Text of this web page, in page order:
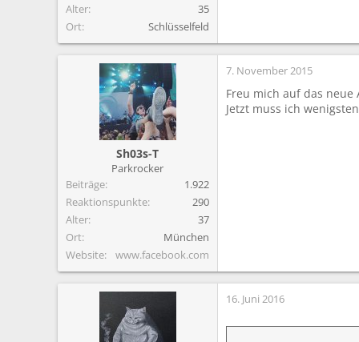
Alter
35
Ort
Schlüsselfeld
Sh03s-T
Parkrocker
Beiträge
1.922
Reaktionspunkte
290
Alter
37
Ort
München
Website
www.facebook.com
7. November 2015
Freu mich auf das neue
Jetzt muss ich
16. Juni 2016